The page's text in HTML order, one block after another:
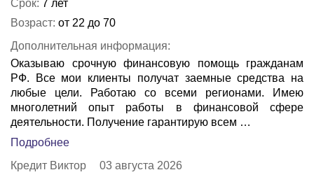
Срок: 7 лет
Возраст: от 22 до 70
Дополнительная информация:
Оказываю срочную финансовую помощь гражданам
РФ. Все мои клиенты получат заемные средства на
любые цели. Работаю со всеми регионами. Имею
многолетний опыт работы в финансовой сфере
деятельности. Получение гарантирую всем …
Подробнее
Кредит Виктор
03 августа 2026